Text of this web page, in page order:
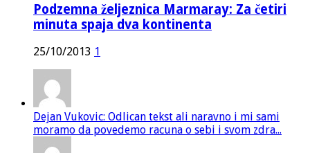
Podzemna željeznica Marmaray: Za četiri
minuta spaja dva kontinenta
25/10/2013 1
Dejan Vukovic: Odlican tekst ali naravno i mi sami
moramo da povedemo racuna o sebi i svom zdra...